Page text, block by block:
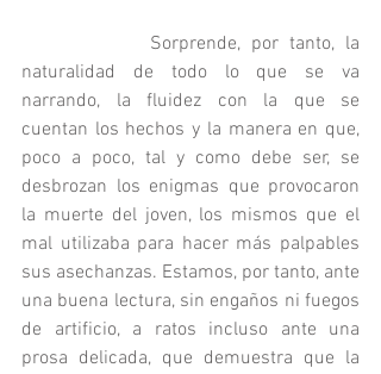
naturalidad de todo lo que se va
narrando, la fluidez con la que se
cuentan los hechos y la manera en que,
poco a poco, tal y como debe ser, se
desbrozan los enigmas que provocaron
la muerte del joven, los mismos que el
mal utilizaba para hacer más palpables
sus asechanzas. Estamos, por tanto, ante
una buena lectura, sin engaños ni fuegos
de artificio, a ratos incluso ante una
prosa delicada, que demuestra que la